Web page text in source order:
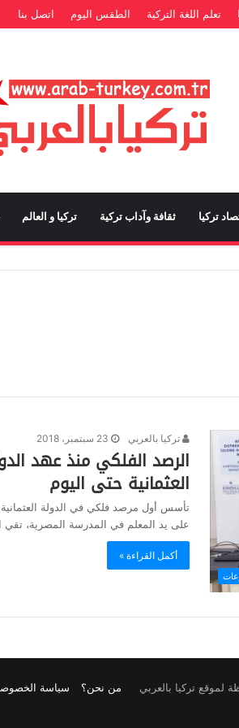
تعلم اللغة التركية الطقس اليوم اتصل بنا
تركيا ثقافة وآداب تركية تركيا و العالم
تركيا بالعربي 23 سبتمبر، 2018
الرصد الفلكي منذ عهد
العثمانية حتى اليوم
على يد المعلم في المدرسة المصرية،
أكمل القراءة »
من نحن؟ سياسة